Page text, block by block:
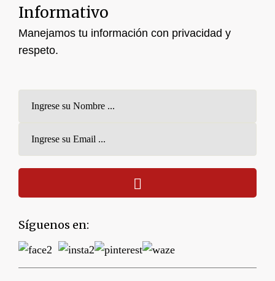
Informativo
Manejamos tu información con privacidad y
respeto.
Síguenos en: